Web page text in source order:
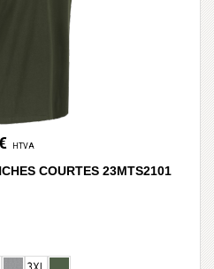
HTVA
COURTES 23MTS2101